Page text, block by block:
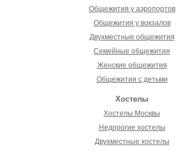
Общежития у аэропортов
Общежития у вокзалов
Двухместные общежития
Семейные общежития
Женские общежития
Общежития с детьми
Хостелы
Хостелы Москвы
Недорогие хостелы
Двухместные хостелы